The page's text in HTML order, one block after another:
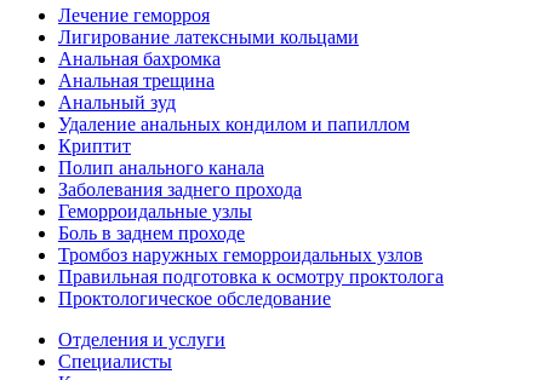
Лечение геморроя
Лигирование латексными кольцами
Анальная бахромка
Анальная трещина
Анальный зуд
Удаление анальных кондилом и папиллом
Криптит
Полип анального канала
Заболевания заднего прохода
Геморроидальные узлы
Боль в заднем проходе
Тромбоз наружных геморроидальных узлов
Правильная подготовка к осмотру проктолога
Проктологическое обследование
Отделения и услуги
Специалисты